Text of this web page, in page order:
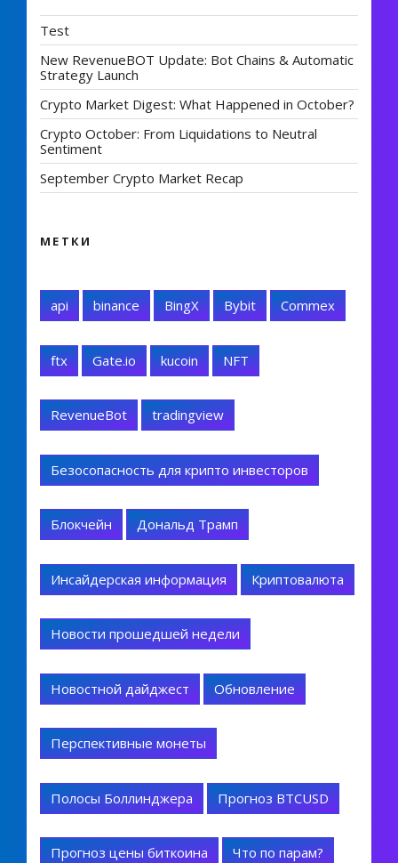
Test
New RevenueBOT Update: Bot Chains & Automatic
Strategy Launch
Crypto Market Digest: What Happened in October?
Crypto October: From Liquidations to Neutral
Sentiment
September Crypto Market Recap
МЕТКИ
api binance BingX Bybit Commex
ftx Gate.io kucoin NFT
RevenueBot tradingview
Безосопасность для крипто инвесторов
Блокчейн Дональд Трамп
Инсайдерская информация Криптовалюта
Новости прошедшей недели
Новостной дайджест Обновление
Перспективные монеты
Полосы Боллинджера Прогноз BTCUSD
Прогноз цены биткоина Что по парам?